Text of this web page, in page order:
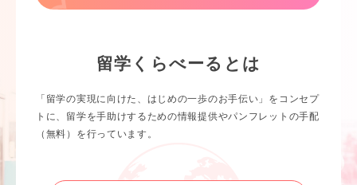
留学くらべーるとは
「留学の実現に向けた、はじめの一歩のお手伝い」をコンセプ
トに、留学を手助けするための情報提供やパンフレットの手配
（無料）を行っています。